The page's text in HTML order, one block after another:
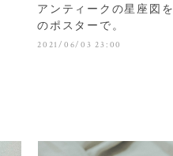
アンティークの星座図
のポスターで。
2021/06/03 23:00